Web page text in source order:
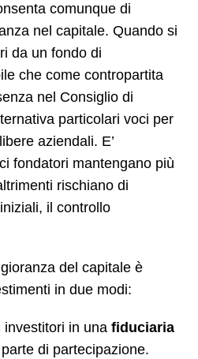
comunque di
nel capitale. Quando si
da un fondo di
che come contropartita
nel Consiglio di
particolari voci per
aziendali. E’
fondatori mantengano più
rischiano di
il controllo
del capitale è
in due modi:
investitori in una fiduciaria
di partecipazione.